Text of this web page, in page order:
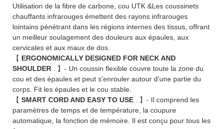
Utilisation de la fibre de carbone, cou UTK &Les coussinets
chauffants infrarouges émettent des rayons infrarouges
lointains pénétrant dans les régions internes des tissus, offrant
un meilleur soulagement des douleurs aux épaules, aux
cervicales et aux maux de dos.
【 ERGONOMICALLY DESIGNED FOR NECK AND
SHOULDER
. 】- Un coussin flexible couvre toute la zone du
cou et des épaules et peut s'enrouler autour d'une partie du
corps. Fit les épaules et le cou stable.
【 SMART CORD AND EASY TO USE
. 】- Il comprend les
paramètres de temps et de température, la coupure
automatique, la fonction de mémoire. Il est conçu pour tous les